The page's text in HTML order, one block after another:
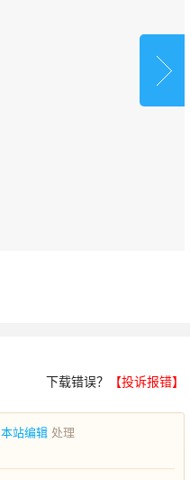
下载错误？ 【投诉报错】
本站编辑 处理